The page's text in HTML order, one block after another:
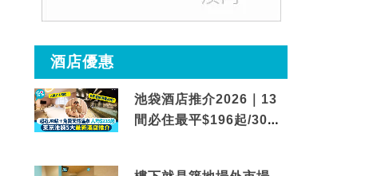
酒店優惠
池袋酒店推介2026｜13
間必住最平$196起/30秒